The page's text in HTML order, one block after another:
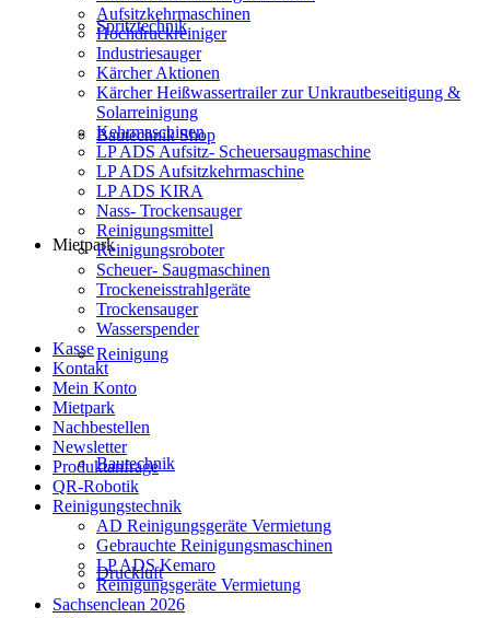
Spritztechnik
Bautechnik Shop
Mietpark
Reinigung
Bautechnik
Druckluft
Aufsitzkehrmaschinen
Hochdruckreiniger
Industriesauger
Kärcher Aktionen
Kärcher Heißwassertrailer zur Unkrautbeseitigung &
Solarreinigung
Kehrmaschinen
LP ADS Aufsitz- Scheuersaugmaschine
LP ADS Aufsitzkehrmaschine
LP ADS KIRA
Nass- Trockensauger
Reinigungsmittel
Reinigungsroboter
Scheuer- Saugmaschinen
Trockeneisstrahlgeräte
Trockensauger
Wasserspender
Kasse
Kontakt
Mein Konto
Mietpark
Nachbestellen
Newsletter
Produktanfrage
QR-Robotik
Reinigungstechnik
AD Reinigungsgeräte Vermietung
Gebrauchte Reinigungsmaschinen
LP ADS Kemaro
Reinigungsgeräte Vermietung
Sachsenclean 2026